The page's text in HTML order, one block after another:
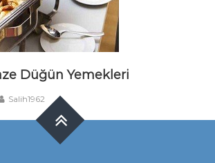
Düğün Yemekleri
Salih1962